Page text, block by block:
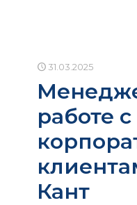
31.03.2025
работе с
Кант